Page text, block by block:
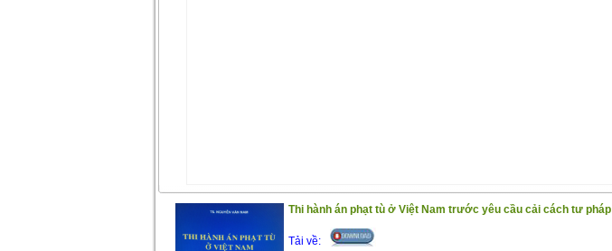
Thi hành án phạt tù ở Việt Nam trước yêu cầu cải cách tư pháp
Tải về: